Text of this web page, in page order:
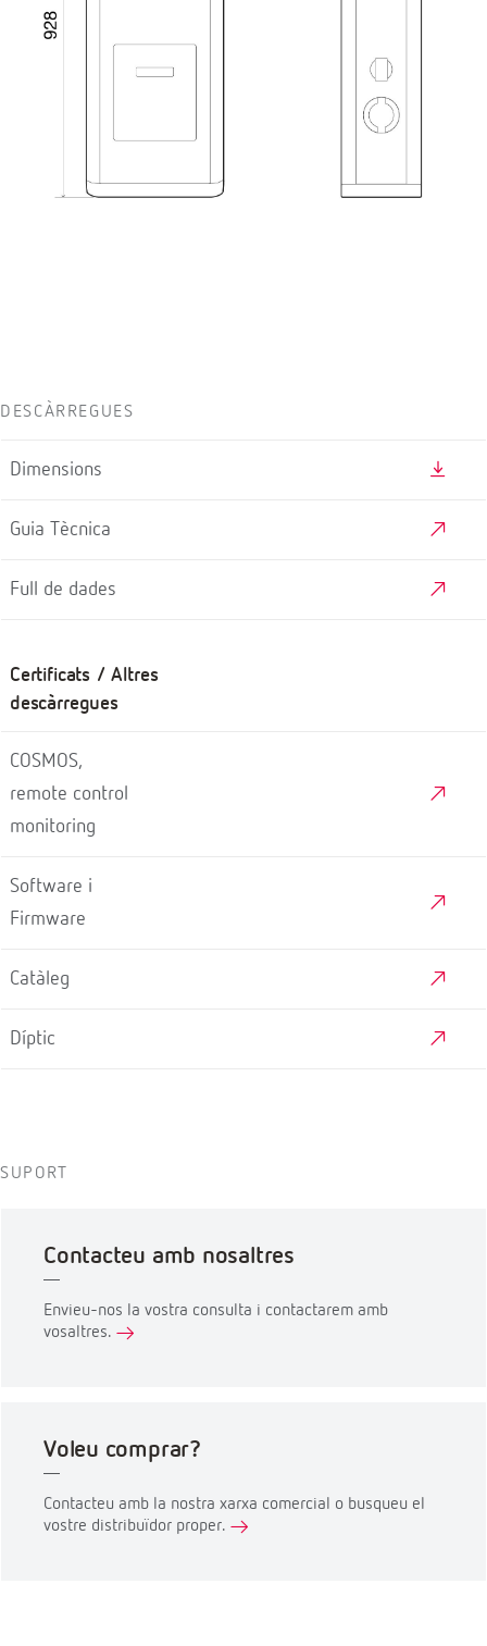
DESCÀRREGUES
Dimensions
Guia Tècnica
Full de dades
Certificats / Altres
descàrregues
COSMOS,
remote control
monitoring
Software i
Firmware
Catàleg
Díptic
SUPORT
Contacteu amb nosaltres
Envieu-nos la vostra consulta i contactarem amb
vosaltres.
Voleu comprar?
Contacteu amb la nostra xarxa comercial o busqueu el
vostre distribuïdor proper.